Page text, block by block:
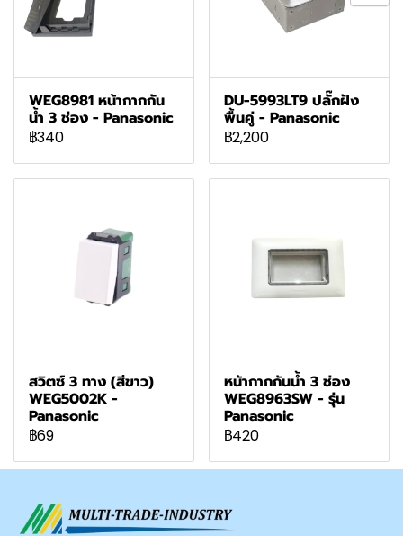
WEG8981 หน้ากากกัน
น้ำ 3 ช่อง - Panasonic
฿340
DU-5993LT9 ปลั๊กฝัง
พื้นคู่ - Panasonic
฿2,200
สวิตซ์ 3 ทาง (สีขาว)
WEG5002K -
Panasonic
฿69
หน้ากากกันน้ำ 3 ช่อง
WEG8963SW - รุ่น
Panasonic
฿420